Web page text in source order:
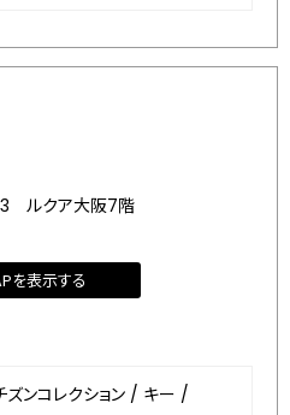
ルクア大阪7階
を表示する
ズンコレクション / キー /